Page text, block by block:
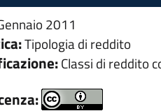
2011
Tipologia di reddito
Classi di reddito